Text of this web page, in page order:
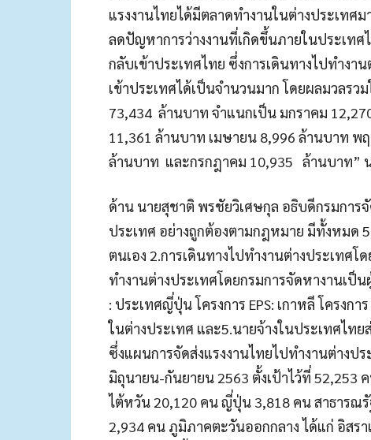
แรงงานไทยได้มีตลาดทำงานในต่างประเทศ
ลดปัญหาการว่างงานที่เกิดขึ้นภายในประเท
กลับเข้าประเทศไทย ซึ่งการเดินทางไปทำงา
เข้าประเทศได้เป็นจำนวนมาก โดยผลมวลรว
73,434 ล้านบาท จำแนกเป็น มกราคม
11,361 ล้านบาท เมษายน 8,996 ล้านบาท
ล้านบาท และกรกฎาคม 10,935 ล้านบาท”
ด้าน นายสุชาติ พรชัยวิเศษกุล อธิบดีกรมการ
ประเทศ อย่างถูกต้องตามกฎหมาย มีทั้งหมด
ตนเอง 2.การเดินทางไปทำงานต่างประเทศ
ทำงานต่างประเทศโดยกรมการจัดหางานเป็น
: ประเทศญี่ปุ่น โครงการ EPS: เกาหลี โครงก
ในต่างประเทศ และ5.นายจ้างในประเทศไทย
ซึ่งแผนการจัดส่งแรงงานไทยไปทำงานต่างป
มิถุนายน-กันยายน 2563 ตั้งเป้าไว้ที่ 52,253
ไต้หวัน 20,120 คน ญี่ปุ่น 3,818 คน สาธารณรั
2,934 คน ภูมิภาคตะวันออกกลาง ได้แก่ อิสร